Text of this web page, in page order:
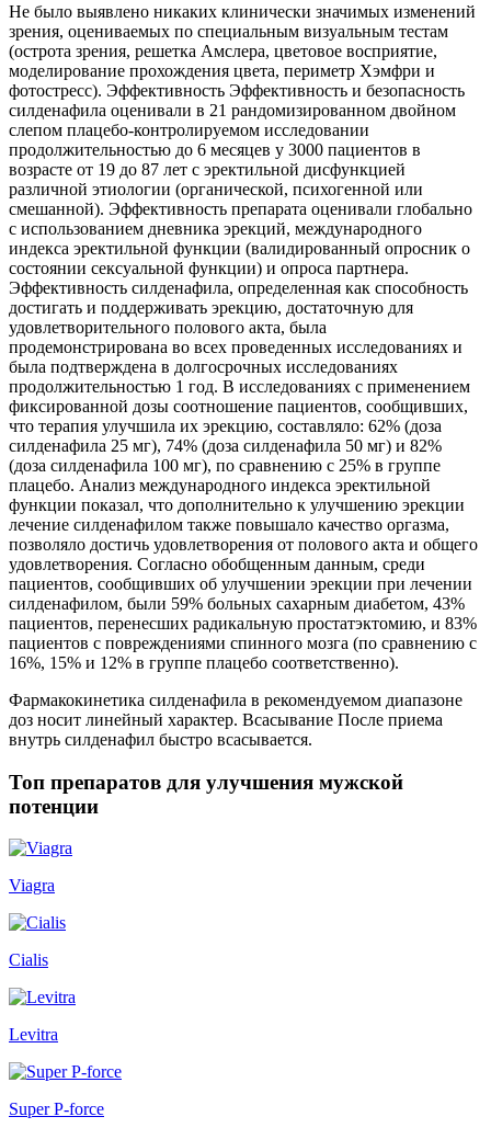
Не было выявлено никаких клинически значимых изменений
зрения, оцениваемых по специальным визуальным тестам
(острота зрения, решетка Амслера, цветовое восприятие,
моделирование прохождения цвета, периметр Хэмфри и
фотостресс). Эффективность Эффективность и безопасность
силденафила оценивали в 21 рандомизированном двойном
слепом плацебо-контролируемом исследовании
продолжительностью до 6 месяцев у 3000 пациентов в
возрасте от 19 до 87 лет с эректильной дисфункцией
различной этиологии (органической, психогенной или
смешанной). Эффективность препарата оценивали глобально
с использованием дневника эрекций, международного
индекса эректильной функции (валидированный опросник о
состоянии сексуальной функции) и опроса партнера.
Эффективность силденафила, определенная как способность
достигать и поддерживать эрекцию, достаточную для
удовлетворительного полового акта, была
продемонстрирована во всех проведенных исследованиях и
была подтверждена в долгосрочных исследованиях
продолжительностью 1 год. В исследованиях с применением
фиксированной дозы соотношение пациентов, сообщивших,
что терапия улучшила их эрекцию, составляло: 62% (доза
силденафила 25 мг), 74% (доза силденафила 50 мг) и 82%
(доза силденафила 100 мг), по сравнению с 25% в группе
плацебо. Анализ международного индекса эректильной
функции показал, что дополнительно к улучшению эрекции
лечение силденафилом также повышало качество оргазма,
позволяло достичь удовлетворения от полового акта и общего
удовлетворения. Согласно обобщенным данным, среди
пациентов, сообщивших об улучшении эрекции при лечении
силденафилом, были 59% больных сахарным диабетом, 43%
пациентов, перенесших радикальную простатэктомию, и 83%
пациентов с повреждениями спинного мозга (по сравнению с
16%, 15% и 12% в группе плацебо соответственно).
Фармакокинетика силденафила в рекомендуемом диапазоне
доз носит линейный характер. Всасывание После приема
внутрь силденафил быстро всасывается.
Топ препаратов для улучшения мужской
потенции
Viagra
Cialis
Levitra
Super P-force